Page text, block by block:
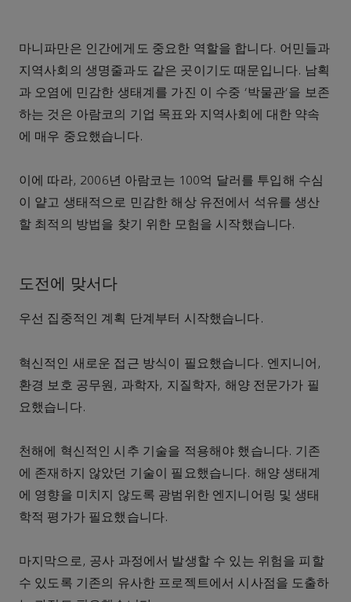
마니파만은 인간에게도 중요한 역할을 합니다. 어민들과
지역사회의 생명줄과도 같은 곳이기도 때문입니다. 남획
과 오염에 민감한 생태계를 가진 이 수중 '박물관'을 보존
하는 것은 아람코의 기업 목표와 지역사회에 대한 약속
에 매우 중요했습니다.
이에 따라, 2006년 아람코는 100억 달러를 투입해 수심
이 얕고 생태적으로 민감한 해상 유전에서 석유를 생산
할 최적의 방법을 찾기 위한 모험을 시작했습니다.
도전에 맞서다
우선 집중적인 계획 단계부터 시작했습니다.
혁신적인 새로운 접근 방식이 필요했습니다. 엔지니어,
환경 보호 공무원, 과학자, 지질학자, 해양 전문가가 필
요했습니다.
천해에 혁신적인 시추 기술을 적용해야 했습니다. 기존
에 존재하지 않았던 기술이 필요했습니다. 해양 생태계
에 영향을 미치지 않도록 광범위한 엔지니어링 및 생태
학적 평가가 필요했습니다.
마지막으로, 공사 과정에서 발생할 수 있는 위험을 피할
수 있도록 기존의 유사한 프로젝트에서 시사점을 도출하